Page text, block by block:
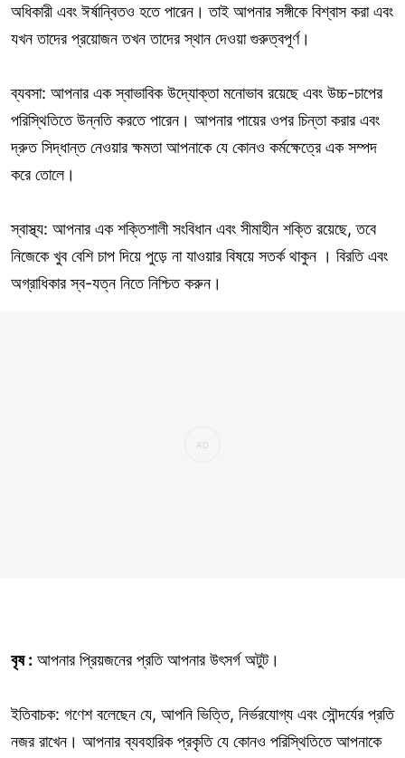
অধিকারী এবং ঈর্ষান্বিতও হতে পারেন। তাই আপনার সঙ্গীকে বিশ্বাস করা এবং
যখন তাদের প্রয়োজন তখন তাদের স্থান দেওয়া গুরুত্বপূর্ণ।
ব্যবসা: আপনার এক স্বাভাবিক উদ্যোক্তা মনোভাব রয়েছে এবং উচ্চ-চাপের
পরিস্থিতিতে উন্নতি করতে পারেন। আপনার পায়ের ওপর চিন্তা করার এবং
দ্রুত সিদ্ধান্ত নেওয়ার ক্ষমতা আপনাকে যে কোনও কর্মক্ষেত্রে এক সম্পদ
করে তোলে।
স্বাস্থ্য: আপনার এক শক্তিশালী সংবিধান এবং সীমাহীন শক্তি রয়েছে, তবে
নিজেকে খুব বেশি চাপ দিয়ে পুড়ে না যাওয়ার বিষয়ে সতর্ক থাকুন । বিরতি এবং
অগ্রাধিকার স্ব-যত্ন নিতে নিশ্চিত করুন।
বৃষ : আপনার প্রিয়জনের প্রতি আপনার উৎসর্গ অটুট।
ইতিবাচক: গণেশ বলেছেন যে, আপনি ভিত্তি, নির্ভরযোগ্য এবং সৌন্দর্যের প্রতি
নজর রাখেন। আপনার ব্যবহারিক প্রকৃতি যে কোনও পরিস্থিতিতে আপনাকে